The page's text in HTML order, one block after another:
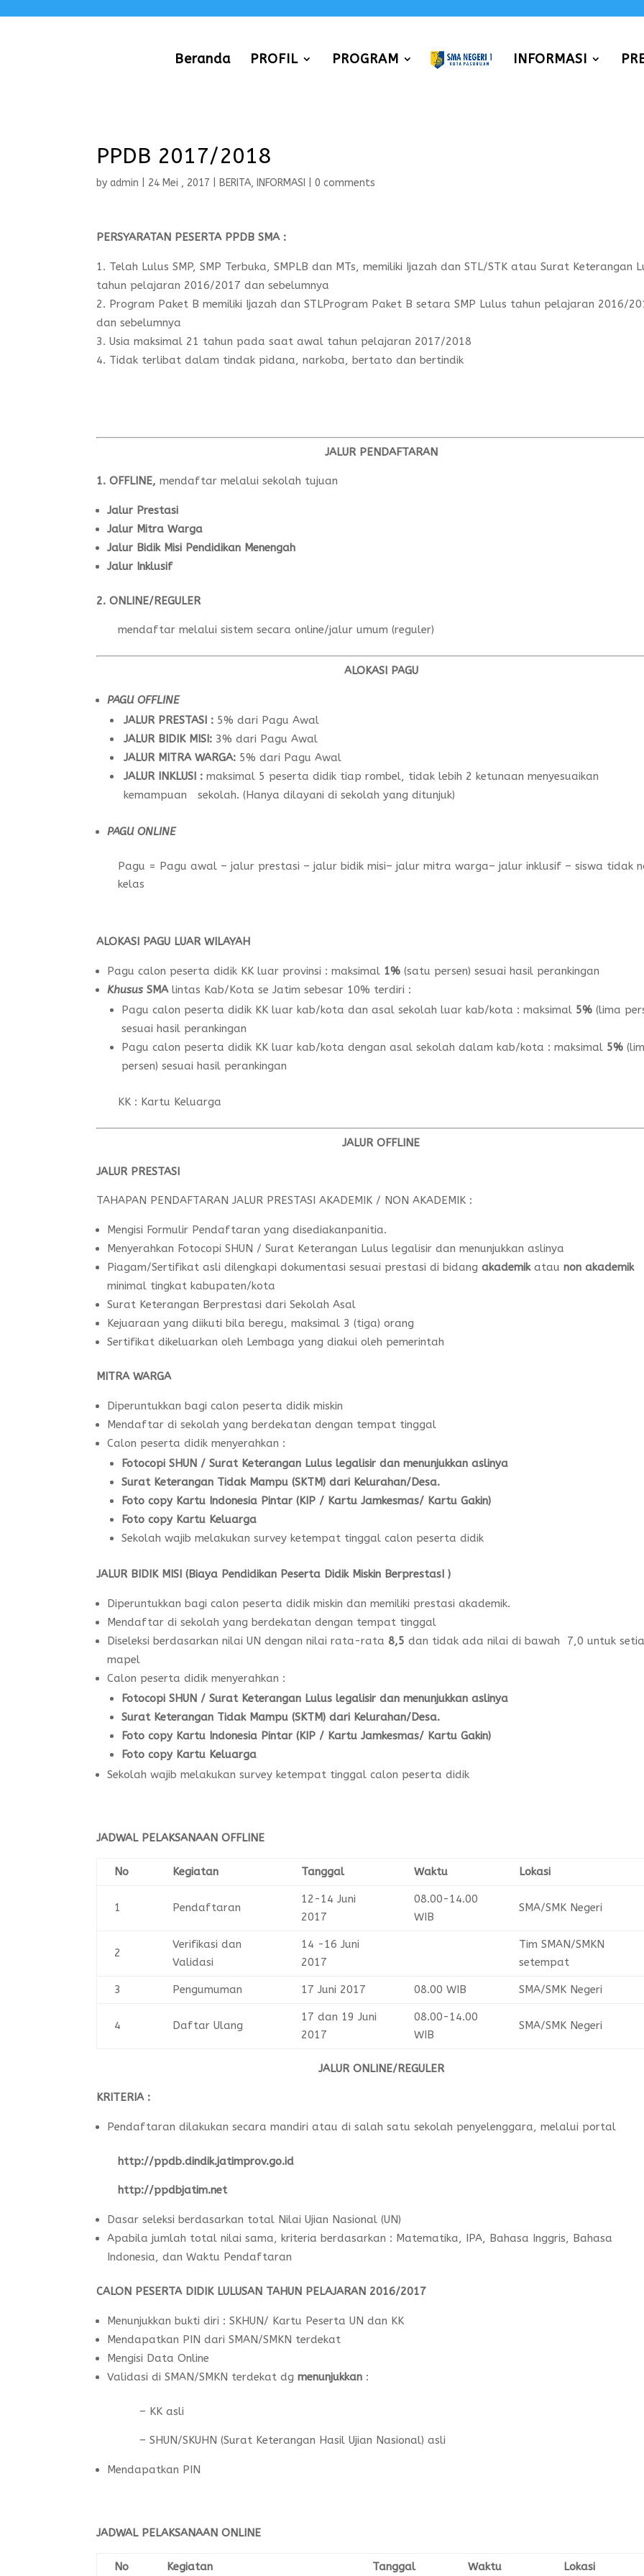
Beranda PROFIL PROGRAM INFORMASI
PPDB 2017/2018
byadmin 24 Mei , 2017 BERITA, INFORMASI |0 comments
PERSYARATAN PESERTA PPDB SMA :
Telah Lulus SMP, SMP Terbuka, SMPLB dan MTs, memiliki Ijazah dan STL/STK atau Surat Keterangan
tahun pelajaran 2016/2017 dan sebelumnya
Program Paket B memiliki Ijazah dan STLProgram Paket B setara SMP Lulus tahun pelajaran 2016/
dan sebelumnya
Usia maksimal 21 tahun pada saat awal tahun pelajaran 2017/2018
Tidak terlibat dalam tindak pidana, narkoba, bertato dan bertindik
JALUR PENDAFTARAN
1. OFFLINE,mendaftar melalui sekolah tujuan
Jalur Prestasi
Jalur Mitra Warga
Jalur Bidik Misi Pendidikan Menengah
Jalur Inklusif
2. ONLINE/REGULER
mendaftar melalui sistem secara online/jalur umum (reguler)
ALOKASI PAGU
PAGU OFFLINE
JALUR PRESTASI : 5% dari Pagu Awal
JALUR BIDIK MISI: 3% dari Pagu Awal
JALUR MITRA WARGA: 5% dari Pagu Awal
JALUR INKLUSI : maksimal 5 peserta didik tiap rombel, tidak lebih 2 ketunaan menyesuaikan
kemampuan sekolah. (Hanya dilayani di sekolah yang ditunjuk)
PAGU ONLINE
Pagu = Pagu awal – jalur prestasi – jalur bidik misi– jalur mitra warga– jalur inklusif – siswa tidak
kelas
ALOKASI PAGU LUAR WILAYAH
Pagu calon peserta didik KK luar provinsi : maksimal 1% (satu persen) sesuai hasil perankingan
Khusus SMAlintas Kab/Kota se Jatim sebesar 10% terdiri :
Pagu calon peserta didik KK luar kab/kota dan asal sekolah luar kab/kota : maksimal 5% (lima
sesuai hasil perankingan
Pagu calon peserta didik KK luar kab/kota dengan asal sekolah dalam kab/kota : maksimal 5%
persen) sesuai hasil perankingan
KK : Kartu Keluarga
JALUR OFFLINE
JALUR PRESTASI
TAHAPAN PENDAFTARAN JALUR PRESTASI AKADEMIK / NON AKADEMIK :
Mengisi Formulir Pendaftaran yang disediakanpanitia.
Menyerahkan Fotocopi SHUN / Surat Keterangan Lulus legalisir dan menunjukkan aslinya
Piagam/Sertifikat asli dilengkapi dokumentasi sesuai prestasi di bidangakademikataunon akademik
minimal tingkat kabupaten/kota
Surat Keterangan Berprestasi dari Sekolah Asal
Kejuaraan yang diikuti bila beregu, maksimal 3 (tiga) orang
Sertifikat dikeluarkan oleh Lembaga yang diakui oleh pemerintah
MITRA WARGA
Diperuntukkan bagi calon peserta didik miskin
Mendaftar di sekolah yang berdekatan dengan tempat tinggal
Calon peserta didik menyerahkan :
FotocopiSHUN / Surat Keterangan Luluslegalisir dan menunjukkan aslinya
Surat Keterangan Tidak Mampu (SKTM) dari Kelurahan/Desa.
Foto copy Kartu Indonesia Pintar (KIP / Kartu Jamkesmas/ Kartu Gakin)
Foto copy Kartu Keluarga
Sekolah wajib melakukan survey ketempat tinggal calon peserta didik
JALUR BIDIK MISI (Biaya Pendidikan Peserta Didik Miskin BerprestasI )
Diperuntukkan bagi calon peserta didik miskin dan memiliki prestasi akademik.
Mendaftar di sekolah yang berdekatan dengan tempat tinggal
Diseleksi berdasarkan nilai UN dengan nilai rata-rata8,5 dan tidak ada nilai di bawah 7,0 untuk
mapel
Calon peserta didik menyerahkan :
FotocopiSHUN / Surat Keterangan Luluslegalisir dan menunjukkan aslinya
Surat Keterangan Tidak Mampu (SKTM) dari Kelurahan/Desa.
Foto copy Kartu Indonesia Pintar (KIP / Kartu Jamkesmas/ Kartu Gakin)
Foto copy Kartu Keluarga
Sekolah wajib melakukan survey ketempat tinggal calon peserta didik
JADWAL PELAKSANAANOFFLINE
No Kegiatan Tanggal Waktu Lokasi
1 Pendaftaran
12-14 Juni
2017
08.00-14.00
WIB
SMA/SMK Negeri
2
Verifikasi dan
Validasi
14 -16 Juni
2017
Tim SMAN/SMKN
setempat
3 Pengumuman 17 Juni 2017 08.00 WIB SMA/SMK Negeri
4 Daftar Ulang
17 dan 19 Juni
2017
08.00-14.00
WIB
SMA/SMK Negeri
JALUR ONLINE/REGULER
KRITERIA :
Pendaftaran dilakukan secara mandiri atau di salah satu sekolah penyelenggara, melalui portal
http://ppdb.dindik.jatimprov.go.id
http://ppdbjatim.net
Dasar seleksi berdasarkan total Nilai Ujian Nasional (UN)
Apabila jumlah total nilai sama, kriteria berdasarkan : Matematika, IPA, Bahasa Inggris, Bahasa
Indonesia, dan Waktu Pendaftaran
CALON PESERTA DIDIK LULUSAN TAHUN PELAJARAN 2016/2017
Menunjukkan bukti diri : SKHUN/ Kartu Peserta UN dan KK
Mendapatkan PIN dari SMAN/SMKN terdekat
Mengisi Data Online
Validasi di SMAN/SMKN terdekat dgmenunjukkan :
– KK asli
– SHUN/SKUHN (Surat Keterangan Hasil Ujian Nasional) asli
Mendapatkan PIN
JADWAL PELAKSANAAN ONLINE
No Kegiatan Tanggal Waktu Lokasi